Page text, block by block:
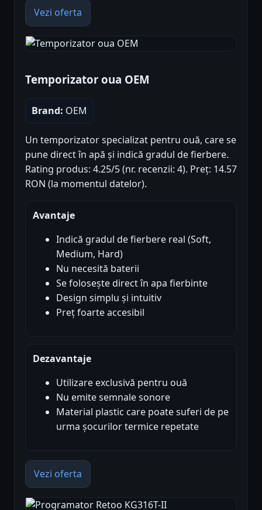
Vezi oferta
Temporizator oua OEM
Brand: OEM
Un temporizator specializat pentru ouă, care se
pune direct în apă și indică gradul de fierbere.
Rating produs: 4.25/5 (nr. recenzii: 4). Preț: 14.57
RON (la momentul datelor).
Avantaje
Indică gradul de fierbere real (Soft,
Medium, Hard)
Nu necesită baterii
Se folosește direct în apa fierbinte
Design simplu și intuitiv
Preț foarte accesibil
Dezavantaje
Utilizare exclusivă pentru ouă
Nu emite semnale sonore
Material plastic care poate suferi de pe
urma șocurilor termice repetate
Vezi oferta